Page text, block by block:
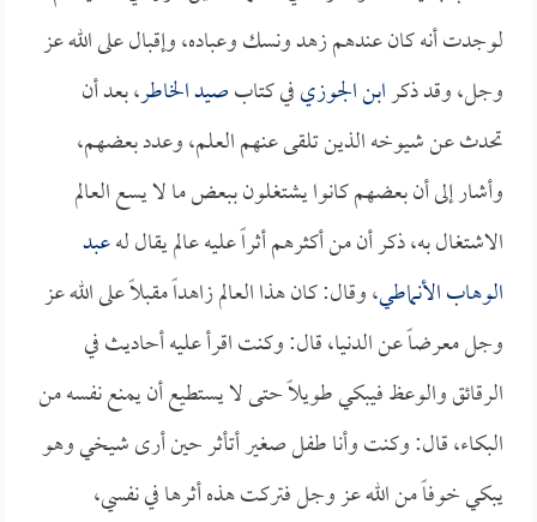
لوجدت أنه كان عندهم زهد ونسك وعباده، وإقبال على الله عز
وجل، وقد ذكرابن الجوزيفي كتابصيد الخاطر، بعد أن
تحدث عن شيوخه الذين تلقى عنهم العلم، وعدد بعضهم،
وأشار إلى أن بعضهم كانوا يشتغلون ببعض ما لا يسع العالم
الاشتغال به، ذكر أن من أكثرهم أثراً عليه عالم يقال لهعبد
الوهاب الأنماطي، وقال: كان هذا العالم زاهداً مقبلاً على الله عز
وجل معرضاً عن الدنيا، قال: وكنت اقرأ عليه أحاديث في
الرقائق والوعظ فيبكي طويلاً حتى لا يستطيع أن يمنع نفسه من
البكاء، قال: وكنت وأنا طفل صغير أتأثر حين أرى شيخي وهو
يبكي خوفاً من الله عز وجل فتركت هذه أثرها في نفسي،